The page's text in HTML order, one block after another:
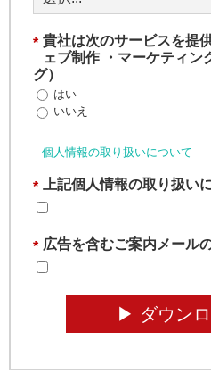
* 貴社は次のサービスを提
ェブ制作 ・マーケティン
グ）
はい
いいえ
個人情報の取り扱いについて
* 上記個人情報の取り扱い
* 広告を含むご案内メール
▶︎ ダウン